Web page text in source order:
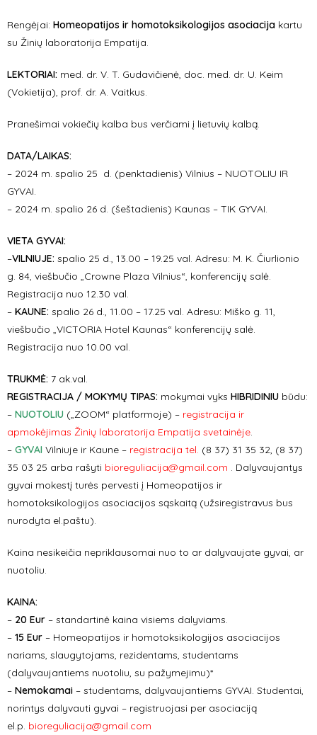
Rengėjai: Homeopatijos ir homotoksikologijos asociacija kartu
su Žinių laboratorija Empatija.
LEKTORIAI: med. dr. V. T. Gudavičienė, doc. med. dr. U. Keim
(Vokietija), prof. dr. A. Vaitkus.
Pranešimai vokiečių kalba bus verčiami į lietuvių kalbą.
DATA/LAIKAS:
– 2024 m. spalio 25 d. (penktadienis) Vilnius – NUOTOLIU IR
GYVAI.
– 2024 m. spalio 26 d. (šeštadienis) Kaunas – TIK GYVAI.
VIETA GYVAI:
–VILNIUJE: spalio 25 d., 13.00 – 19.25 val. Adresu: M. K. Čiurlionio
g. 84, viešbučio „Crowne Plaza Vilnius“, konferencijų salė.
Registracija nuo 12.30 val.
– KAUNE: spalio 26 d., 11.00 – 17.25 val. Adresu: Miško g. 11,
viešbučio „VICTORIA Hotel Kaunas“ konferencijų salė.
Registracija nuo 10.00 val.
TRUKMĖ: 7 ak.val.
REGISTRACIJA / MOKYMŲ TIPAS: mokymai vyks HIBRIDINIU būdu:
– NUOTOLIU („ZOOM“ platformoje) – registracija ir
apmokėjimas Žinių laboratorija Empatija svetainėje.
– GYVAI Vilniuje ir Kaune – registracija tel. (8 37) 31 35 32, (8 37)
35 03 25 arba rašyti bioreguliacija@gmail.com . Dalyvaujantys
gyvai mokestį turės pervesti į Homeopatijos ir
homotoksikologijos asociacijos sąskaitą (užsiregistravus bus
nurodyta el.paštu).
Kaina nesikeičia nepriklausomai nuo to ar dalyvaujate gyvai, ar
nuotoliu.
KAINA:
– 20 Eur – standartinė kaina visiems dalyviams.
– 15 Eur – Homeopatijos ir homotoksikologijos asociacijos
nariams, slaugytojams, rezidentams, studentams
(dalyvaujantiems nuotoliu, su pažymejimu)*
– Nemokamai – studentams, dalyvaujantiems GYVAI. Studentai,
norintys dalyvauti gyvai – registruojasi per asociaciją
el.p. bioreguliacija@gmail.com